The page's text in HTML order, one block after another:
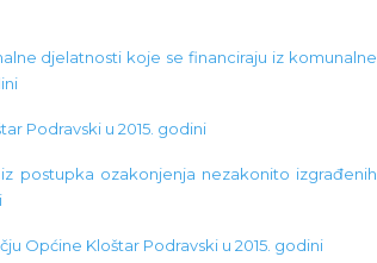
djelatnosti koje se financiraju iz komunalne
Podravski u 2015. godini
postupka ozakonjenja nezakonito izgrađenih
Općine Kloštar Podravski u 2015. godini